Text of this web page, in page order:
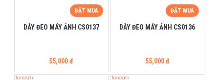
ĐẶT MUA
DÂY ĐEO MÁY ẢNH CS0137
55,000 đ
ĐẶT MUA
DÂY ĐEO MÁY ẢNH CS0136
55,000 đ